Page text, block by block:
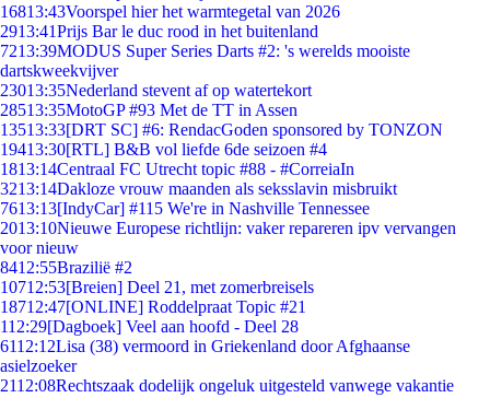
16813:43Voorspel hier het warmtegetal van 2026
2913:41Prijs Bar le duc rood in het buitenland
7213:39MODUS Super Series Darts #2: 's werelds mooiste
dartskweekvijver
23013:35Nederland stevent af op watertekort
28513:35MotoGP #93 Met de TT in Assen
13513:33[DRT SC] #6: RendacGoden sponsored by TONZON
19413:30[RTL] B&B vol liefde 6de seizoen #4
1813:14Centraal FC Utrecht topic #88 - #CorreiaIn
3213:14Dakloze vrouw maanden als seksslavin misbruikt
7613:13[IndyCar] #115 We're in Nashville Tennessee
2013:10Nieuwe Europese richtlijn: vaker repareren ipv vervangen
voor nieuw
8412:55Brazilië #2
10712:53[Breien] Deel 21, met zomerbreisels
18712:47[ONLINE] Roddelpraat Topic #21
112:29[Dagboek] Veel aan hoofd - Deel 28
6112:12Lisa (38) vermoord in Griekenland door Afghaanse
asielzoeker
2112:08Rechtszaak dodelijk ongeluk uitgesteld vanwege vakantie